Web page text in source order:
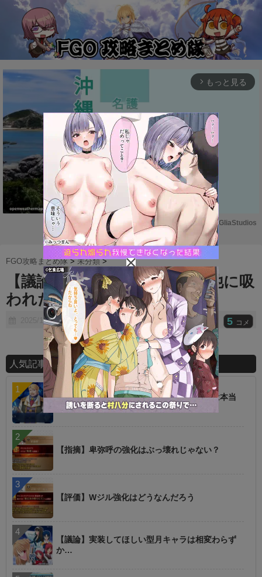
arrow_forward_ios もっと見る
M
u
t
e
Powered by GliaStudios
FGO攻略まとめ隊 >未分類 >
【議論】もしかしてリソース他に吸
われたのか…？
2025/10/07 5 コメ
人気記事ランキング
【話題】低レアを育てた方が強いというのは本当
に罠
【指摘】卑弥呼の強化はぶっ壊れじゃない？
【評価】Wジル強化はどうなんだろう
【議論】実装してほしい型月キャラは相変わらず
か…